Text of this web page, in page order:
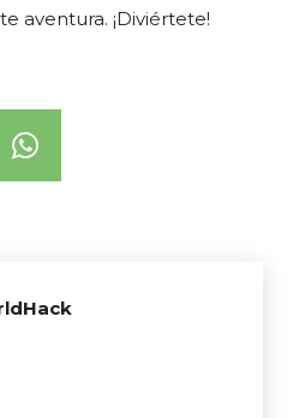
aventura. ¡Diviértete!